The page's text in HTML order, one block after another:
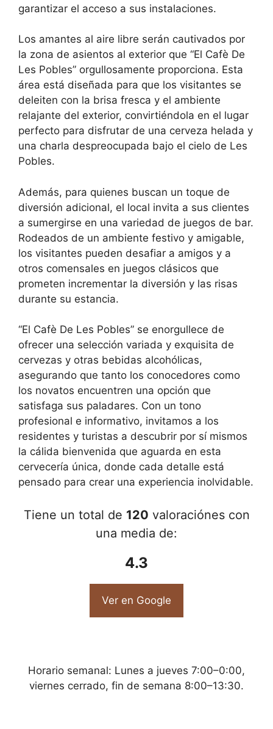
garantizar el acceso a sus instalaciones.
Los amantes al aire libre serán cautivados por
la zona de asientos al exterior que “El Cafè De
Les Pobles” orgullosamente proporciona. Esta
área está diseñada para que los visitantes se
deleiten con la brisa fresca y el ambiente
relajante del exterior, convirtiéndola en el lugar
perfecto para disfrutar de una cerveza helada y
una charla despreocupada bajo el cielo de Les
Pobles.
Además, para quienes buscan un toque de
diversión adicional, el local invita a sus clientes
a sumergirse en una variedad de juegos de bar.
Rodeados de un ambiente festivo y amigable,
los visitantes pueden desafiar a amigos y a
otros comensales en juegos clásicos que
prometen incrementar la diversión y las risas
durante su estancia.
“El Cafè De Les Pobles” se enorgullece de
ofrecer una selección variada y exquisita de
cervezas y otras bebidas alcohólicas,
asegurando que tanto los conocedores como
los novatos encuentren una opción que
satisfaga sus paladares. Con un tono
profesional e informativo, invitamos a los
residentes y turistas a descubrir por sí mismos
la cálida bienvenida que aguarda en esta
cervecería única, donde cada detalle está
pensado para crear una experiencia inolvidable.
Tiene un total de 120 valoraciónes con
una media de:
4.3
Ver en Google
Horario semanal: Lunes a jueves 7:00–0:00,
viernes cerrado, fin de semana 8:00–13:30.